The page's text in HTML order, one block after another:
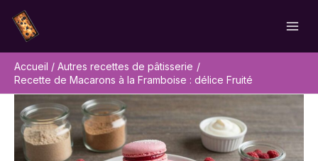
contenu
Accueil
Autres recettes de pâtisserie
Recette de Macarons à la Framboise : délice Fruité
Rechercher